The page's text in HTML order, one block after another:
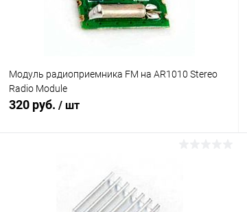
Модуль радиоприемника FM на AR1010 Stereo
Radio Module
320 руб. / шт